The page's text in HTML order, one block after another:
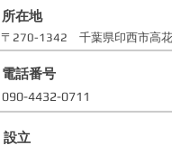
​所在地
〒270-1342 千葉県印西市高花
​電話番号
​090-4432-0711
​設立